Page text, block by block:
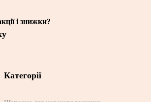
і знижки?
Категорії